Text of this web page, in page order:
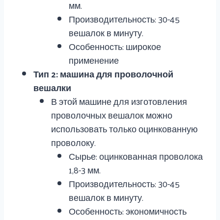
мм.
Производительность: 30-45
вешалок в минуту.
Особенность: широкое
применение
Тип 2: машина для проволочной
вешалки
В этой машине для изготовления
проволочных вешалок можно
использовать только оцинкованную
проволоку.
Сырье: оцинкованная проволока
1,8-3 мм.
Производительность: 30-45
вешалок в минуту.
Особенность: экономичность